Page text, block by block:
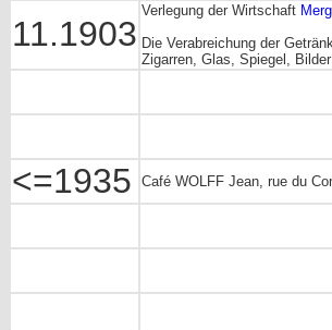
11.1903
Verlegung der Wirtschaft
Die Verabreichung der
Zigarren, Glas, Spiegel,
<=1935 Café WOLFF Jean, rue du